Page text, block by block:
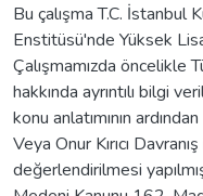
Bu çalışma T.C.
Enstitüsü'nde Yüksek
Çalışmamızda öncelikle
hakkında ayrıntılı bilgi
konu anlatımının
Veya Onur Kırıcı
değerlendirilmesi